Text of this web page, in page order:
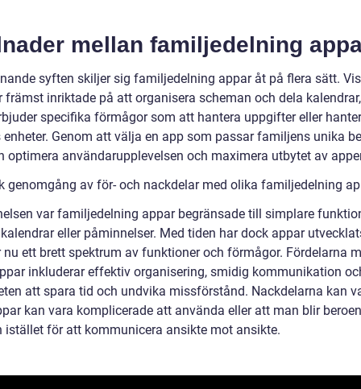
mellan familjedelning
syften skiljer sig familjedelning appar åt på flera sätt.
främst inriktade på att organisera scheman och dela
specifika förmågor som att hantera uppgifter eller
enheter. Genom att välja en app som passar familjens unika
optimera användarupplevelsen och maximera utbytet av
genomgång av för- och nackdelar med olika familjedelning
var familjedelning appar begränsade till simplare
eller påminnelser. Med tiden har dock appar
nu ett brett spektrum av funktioner och förmågor. Fördelarna
inkluderar effektiv organisering, smidig kommunikation
att spara tid och undvika missförstånd. Nackdelarna kan
kan vara komplicerade att använda eller att man blir
istället för att kommunicera ansikte mot ansikte.